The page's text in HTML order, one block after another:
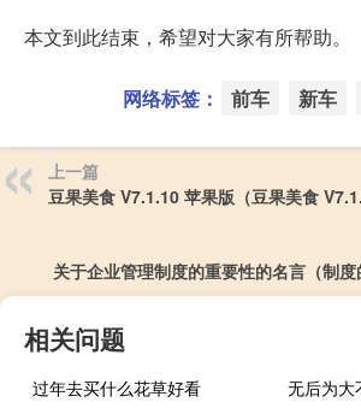
本文到此结束，希望对大家有所帮助。
网络标签： 前车 新车
上一篇
豆果美食 V7.1.10 苹果版（豆果美食
关于企业管理制度的重要性的名言（制度
相关问题
过年去买什么花草好看